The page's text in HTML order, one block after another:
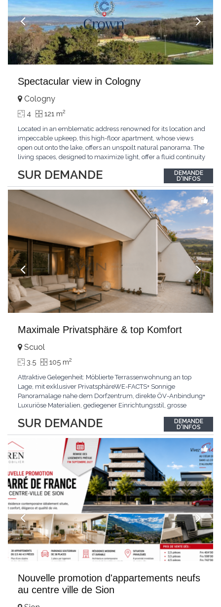
Spectacular view in Cologny
SUR DEMANDE
Cologny
4 121 m2
Located in an emblematic address renowned for its location and
impeccable upkeep, this high-floor apartment, whose views
open out onto the lake, offers an unspoilt natural panorama. The
living spaces, designed to maximize light, offer a fluid continuity
comprises two bedrooms, each with its own bathroom,
guaranteeing comfort and privacy. Private...
DEMANDE
D'INFOS
Maximale Privatsphäre & top Komfort
SUR DEMANDE
Scuol
3.5 105 m2
Attraktive Gelegenheit: Möblierte Terrassenwohnung an top
Lage, mit exklusiver PrivatsphäreWE-FACTS+ Sonnige
Panoramalage nahe dem Dorfzentrum, direkte ÖV-Anbindung+
Luxuriöse Materialien, gediegener Einrichtungsstil, grosse
gemeinschaftliche WaschküchePasst für:Geniesser von
Weitblick und gehobenem WohnkomfortDie Wohnung wird
hochwertig
DEMANDE
D'INFOS
Nouvelle promotion d'appartements neufs
au centre ville de Sion